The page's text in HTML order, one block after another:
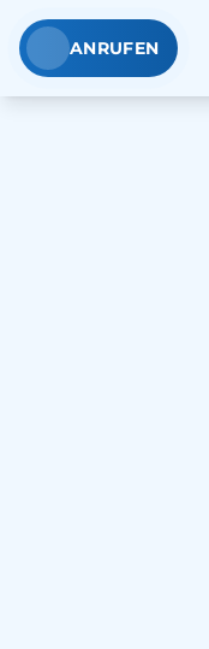
ANRUFEN